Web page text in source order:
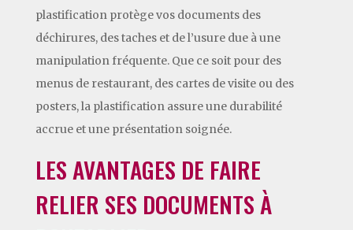
plastification protège vos documents des
déchirures, des taches et de l’usure due à une
manipulation fréquente. Que ce soit pour des
menus de restaurant, des cartes de visite ou des
posters, la plastification assure une durabilité
accrue et une présentation soignée.
LES AVANTAGES DE FAIRE
RELIER SES DOCUMENTS À